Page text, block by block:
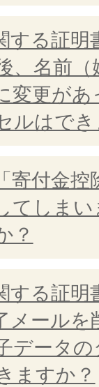
する証
、名前（
変更が
ルはで
寄付金控
てしま
？
する証
メールを
データ
ますか？